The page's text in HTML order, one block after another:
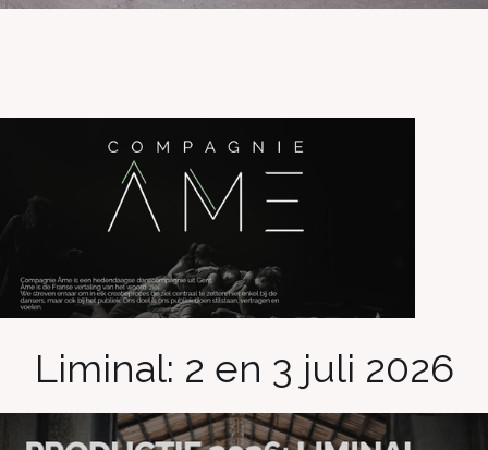
Liminal: 2 en 3 juli 2026